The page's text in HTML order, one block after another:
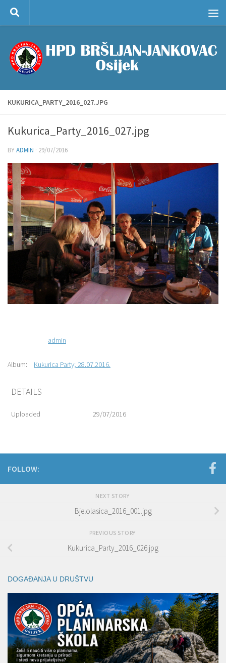
Skip to content
KUKURICA_PARTY_2016_027.JPG
Kukurica_Party_2016_027.jpg
BYADMIN · 29/07/2016
admin
Album: Kukurica Party; 28.07.2016.
DETAILS
Uploaded 29/07/2016
FOLLOW:
NEXT STORY
Bjelolasica_2016_001.jpg
PREVIOUS STORY
Kukurica_Party_2016_026.jpg
DOGAĐANJA U DRUŠTVU